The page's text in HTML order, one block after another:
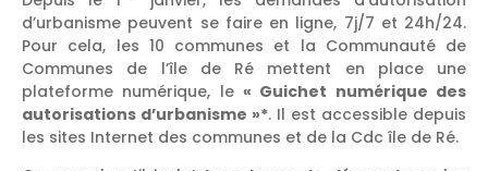
d’urbanisme peuvent se faire en ligne, 7j/7 et 24h/24.
Pour cela, les 10 communes et la Communauté de
Communes de l’île de Ré mettent en place une
plateforme numérique, le « Guichet numérique des
autorisations d’urbanisme »*. Il est accessible depuis
les sites Internet des communes et de la Cdc île de Ré.